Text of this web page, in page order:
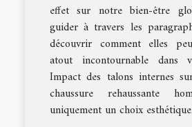
effet sur notre bien-être
guider à travers les
découvrir comment elles
atout incontournable dans
Impact des talons internes
chaussure rehaussante
uniquement un choix